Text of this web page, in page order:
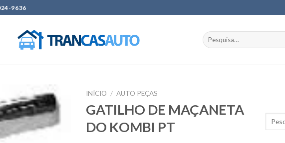
9636
Pesquisar
por:
Add to
wishlist
INÍCIO / AUTO PEÇAS
GATILHO DE MAÇANETA
DO KOMBI PT